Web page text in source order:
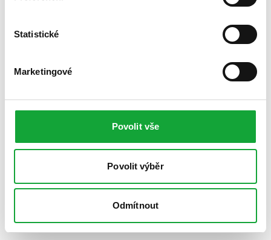
Statistické
Marketingové
Povolit vše
Povolit výběr
Odmítnout